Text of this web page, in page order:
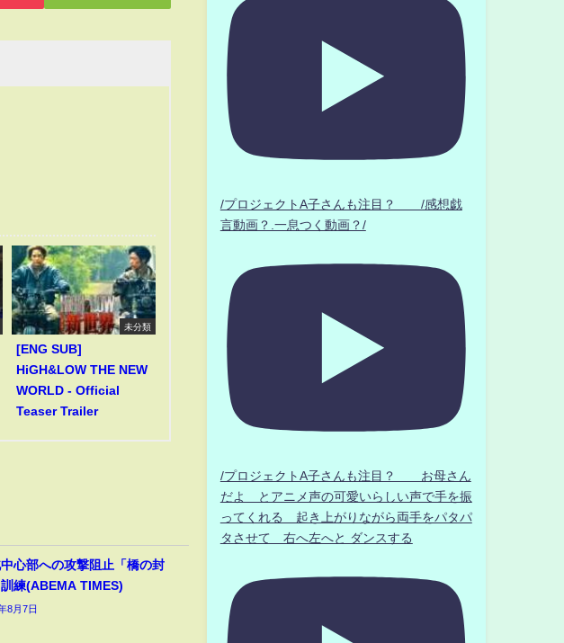
未分類
[ENG SUB]
HiGH&LOW THE NEW
WORLD - Official
Teaser Trailer
心部への攻撃阻止「橋の封
練(ABEMA TIMES)
8月7日
/プロジェクトA子さんも注目？ /感想戯
言動画？.一息つく動画？/
/プロジェクトA子さんも注目？ お母さん
だよ とアニメ声の可愛いらしい声で手を振
ってくれる 起き上がりながら両手をパタパ
タさせて 右へ左へと ダンスする